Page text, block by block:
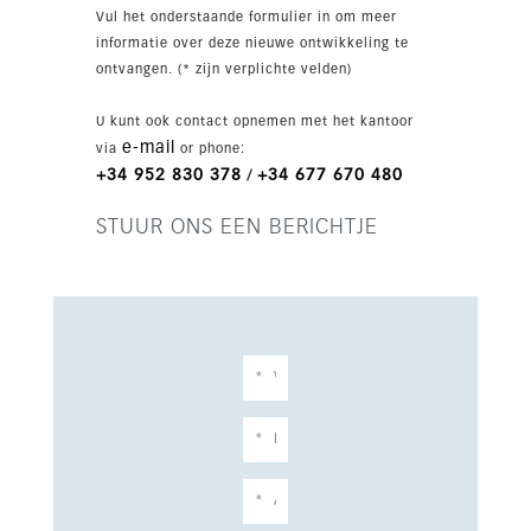
Vul het onderstaande formulier in om meer
informatie over deze nieuwe ontwikkeling te
ontvangen. (* zijn verplichte velden)
U kunt ook contact opnemen met het kantoor
via e-mail or phone:
+34 952 830 378 / +34 677 670 480
STUUR ONS EEN BERICHTJE